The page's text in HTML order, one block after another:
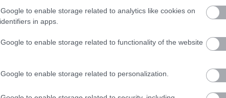
to enable storage related to analytics like cookies on
in apps.
to enable storage related to functionality of the website
to enable storage related to personalization.
tanszékek
publikációiról,
Régi és ritka
érdekes és
Irodalmi és
A rangos